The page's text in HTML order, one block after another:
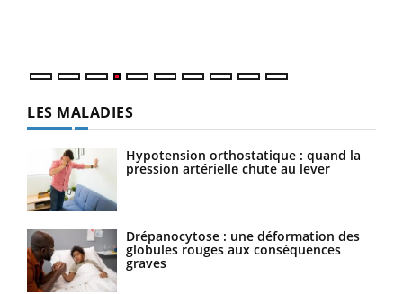
LES MALADIES
Hypotension orthostatique : quand la
pression artérielle chute au lever
Drépanocytose : une déformation des
globules rouges aux conséquences
graves